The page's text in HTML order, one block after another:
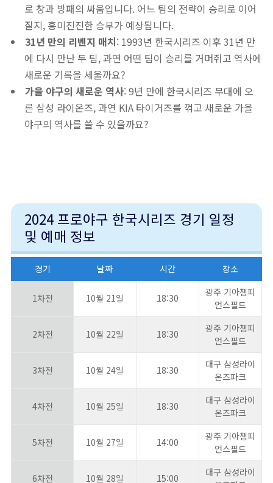
로 창과 방패의 싸움입니다. 어느 팀의 전략이 승리로 이어
질지, 흥미진진한 승부가 예상됩니다.
31년 만의 리벤지 매치: 1993년 한국시리즈 이후 31년 만
에 다시 만난 두 팀, 과연 어떤 팀이 승리를 거머쥐고 역사에
새로운 기록을 세울까요?
가을 야구의 새로운 역사: 9년 만에 한국시리즈 무대에 오
른 삼성 라이온즈, 과연 KIA 타이거즈를 꺾고 새로운 가을
야구의 역사를 쓸 수 있을까요?
2024 프로야구 한국시리즈 경기 일정
및 예매 정보
경기 날짜 시간 장소
1차전 10월 21일 18:30
광주 기아챔피
언스필드
2차전 10월 22일 18:30
광주 기아챔피
언스필드
3차전 10월 24일 18:30
대구 삼성라이
온즈파크
4차전 10월 25일 18:30
대구 삼성라이
온즈파크
5차전 10월 27일 14:00
광주 기아챔피
언스필드
6차전 10월 28일 15:00
대구 삼성라이